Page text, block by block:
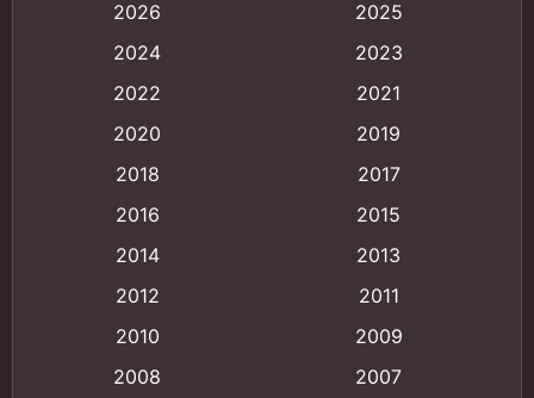
Animation การ์ตูน
Animation อนิเมะ
Animation แอนิเมชัน
(9)
2026
2025
2024
2023
2022
2021
2020
2019
2018
2017
2016
2015
2014
2013
2012
2011
2010
2009
2008
2007